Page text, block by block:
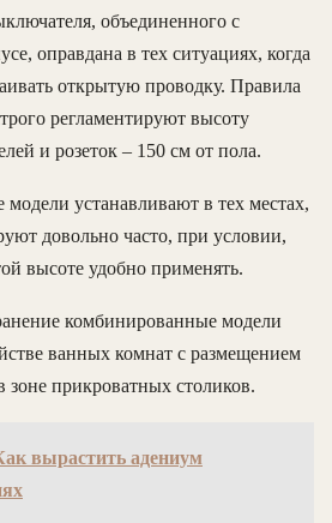
объединенного с
оправдана в тех ситуациях, когда
открытую проводку. Правила
регламентируют высоту
и розеток – 150 см от пола.
устанавливают в тех местах,
довольно часто, при условии,
высоте удобно применять.
комбинированные модели
ванных комнат с размещением
зоне прикроватных столиков.
вырастить адениум